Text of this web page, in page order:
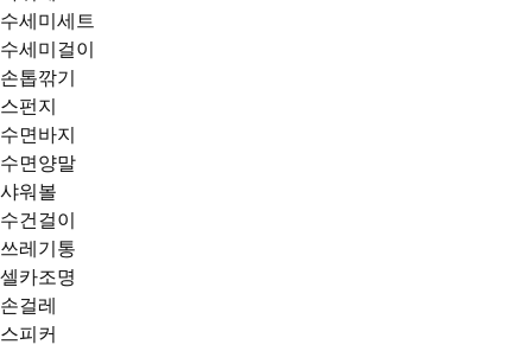
수세미세트
수세미걸이
손톱깎기
스펀지
수면바지
수면양말
샤워볼
수건걸이
쓰레기통
셀카조명
손걸레
스피커